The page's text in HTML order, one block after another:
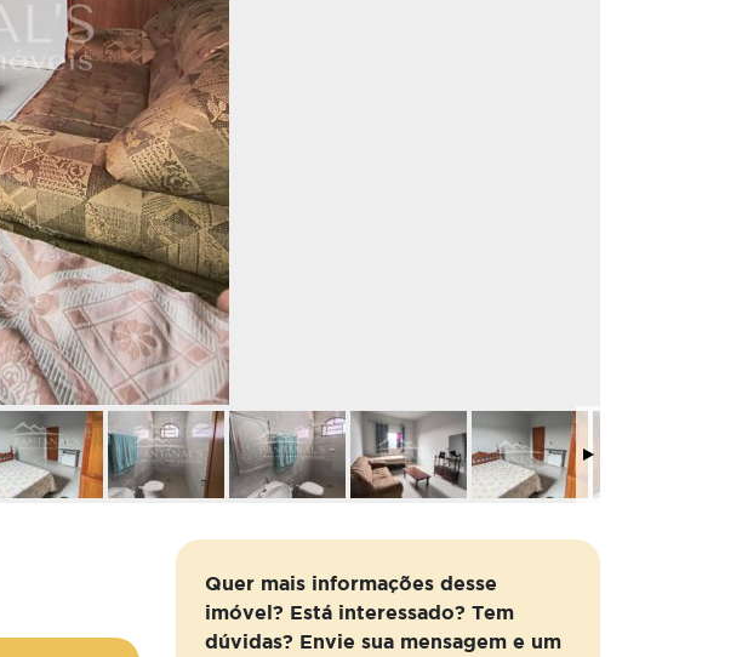
Quer mais informações desse
imóvel? Está interessado? Tem
dúvidas? Envie sua mensagem e um